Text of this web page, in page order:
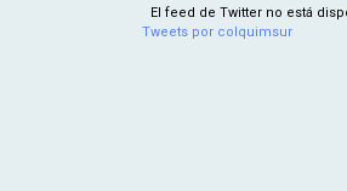
El feed de Twitter no está
Tweets por colquimsur